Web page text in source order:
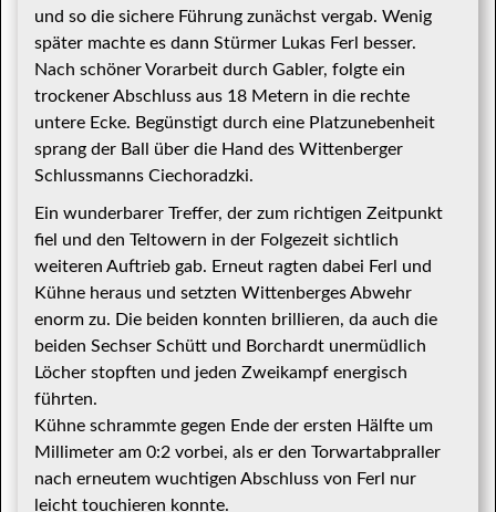
und so die sichere Führung zunächst vergab. Wenig
später machte es dann Stürmer Lukas Ferl besser.
Nach schöner Vorarbeit durch Gabler, folgte ein
trockener Abschluss aus 18 Metern in die rechte
untere Ecke. Begünstigt durch eine Platzunebenheit
sprang der Ball über die Hand des Wittenberger
Schlussmanns Ciechoradzki.
Ein wunderbarer Treffer, der zum richtigen Zeitpunkt
fiel und den Teltowern in der Folgezeit sichtlich
weiteren Auftrieb gab. Erneut ragten dabei Ferl und
Kühne heraus und setzten Wittenberges Abwehr
enorm zu. Die beiden konnten brillieren, da auch die
beiden Sechser Schütt und Borchardt unermüdlich
Löcher stopften und jeden Zweikampf energisch
führten.
Kühne schrammte gegen Ende der ersten Hälfte um
Millimeter am 0:2 vorbei, als er den Torwartabpraller
nach erneutem wuchtigen Abschluss von Ferl nur
leicht touchieren konnte.